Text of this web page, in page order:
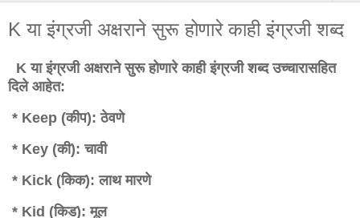
K या इंग्रजी अक्षराने सुरू होणारे काही इंग्रजी शब्द
K या इंग्रजी अक्षराने सुरू होणारे काही इंग्रजी शब्द उच्चारासहित
दिले आहेत:
* Keep (कीप): ठेवणे
* Key (की): चावी
* Kick (किक): लाथ मारणे
* Kid (किड): मूल